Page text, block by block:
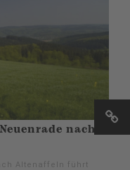
nach
Altenaffeln führt